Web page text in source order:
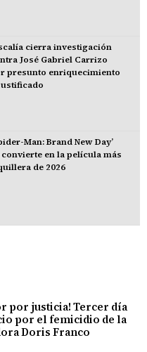
cierra investigación
José Gabriel Carrizo
presunto enriquecimiento
Man: Brand New Day’
convierte en la película más
de 2026
por justicia! Tercer día
por el femicidio de la
Doris Franco